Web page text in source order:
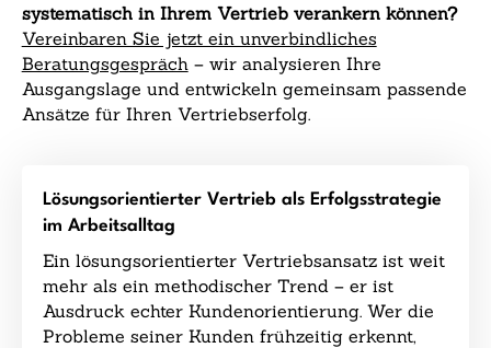
systematisch in Ihrem Vertrieb verankern können?
Vereinbaren Sie jetzt ein unverbindliches
Beratungsgespräch – wir analysieren Ihre
Ausgangslage und entwickeln gemeinsam passende
Ansätze für Ihren Vertriebserfolg.
Lösungsorientierter Vertrieb als Erfolgsstrategie
im Arbeitsalltag
Ein lösungsorientierter Vertriebsansatz ist weit
mehr als ein methodischer Trend – er ist
Ausdruck echter Kundenorientierung. Wer die
Probleme seiner Kunden frühzeitig erkennt,